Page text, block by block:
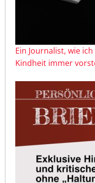
Ein Journalist, wie
Kindheit immer